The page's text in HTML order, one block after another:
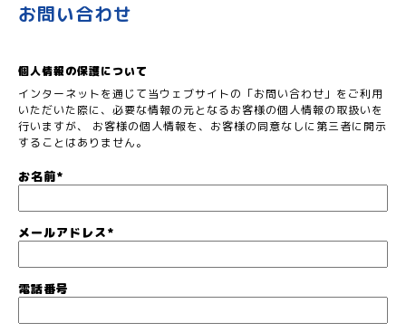
お問い合わせ
個人情報の保護について
インターネットを通じて当ウェブサイトの「お問い合わせ」をご利用
いただいた際に、必要な情報の元となるお客様の個人情報の取扱いを
行いますが、 お客様の個人情報を、お客様の同意なしに第三者に開示
することはありません。
お名前*
メールアドレス*
電話番号